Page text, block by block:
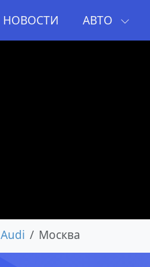
НОВОСТИ АВТО
Audi Москва